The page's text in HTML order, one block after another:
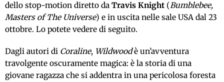
dello stop-motion diretto da Travis Knight (Bumblebee,
Masters of The Universe) e in uscita nelle sale USA dal 23
ottobre. Lo potete vedere di seguito.
Dagli autori di Coraline, Wildwoodè un’avventura
travolgente oscuramente magica: è la storia di una
giovane ragazza che si addentra in una pericolosa foresta